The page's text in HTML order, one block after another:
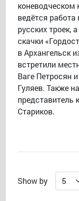
коневодческом
ведётся
русских троек,
скачки
в Архангельск
встретили
Ваге Петросян
Гуляев. Также
представитель
Стариков.
Show by